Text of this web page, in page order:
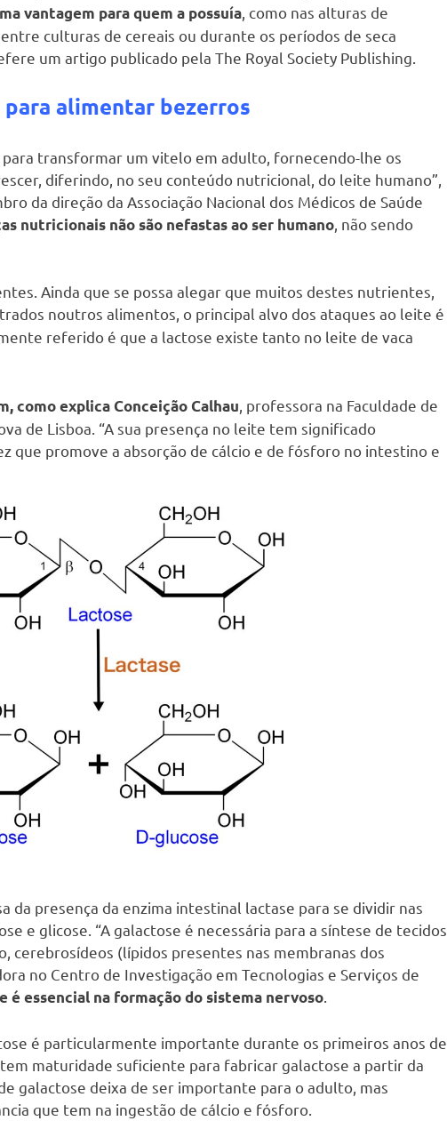
vantagem para quem a possuía , como nas alturas de
culturas de cereais ou durante os períodos de seca
um artigo publicado pela The Royal Society Publishing.
alimentar bezerros
para transformar um vitelo em adulto, fornecendo-lhe os
diferindo, no seu conteúdo nutricional, do leite humano”,
da direção da Associação Nacional dos Médicos de Saúde
nutricionais não são nefastas ao ser humano , não sendo
Ainda que se possa alegar que muitos destes nutrientes,
noutros alimentos, o principal alvo dos ataques ao leite é
referido é que a lactose existe tanto no leite de vaca
como explica Conceição Calhau , professora na Faculdade de
de Lisboa. “A sua presença no leite tem significado
que promove a absorção de cálcio e de fósforo no intestino e
da presença da enzima intestinal lactase para se dividir nas
e glicose. “A galactose é necessária para a síntese de tecidos
cerebrosídeos (lípidos presentes nas membranas dos
no Centro de Investigação em Tecnologias e Serviços de
é essencial na formação do sistema nervoso.
é particularmente importante durante os primeiros anos de
maturidade suficiente para fabricar galactose a partir da
galactose deixa de ser importante para o adulto, mas
que tem na ingestão de cálcio e fósforo.